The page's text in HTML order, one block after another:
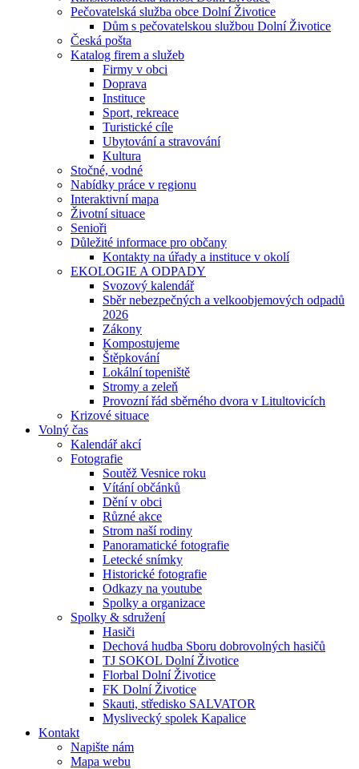
Pečovatelská služba obce Dolní Životice
Dům s pečovatelskou službou Dolní Životice
Česká pošta
Katalog firem a služeb
Firmy v obci
Doprava
Instituce
Sport, rekreace
Turistické cíle
Ubytování a stravování
Kultura
Stočné, vodné
Nabídky práce v regionu
Interaktivní mapa
Životní situace
Senioři
Důležité informace pro občany
Kontakty na úřady a instituce v okolí
EKOLOGIE A ODPADY
Svozový kalendář
Sběr nebezpečných a velkoobjemových odpadů
2026
Zákony
Kompostujeme
Štěpkování
Lokální topeniště
Stromy a zeleň
Provozní řád sběrného dvora v Litultovicích
Krizové situace
Volný čas
Kalendář akcí
Fotografie
Soutěž Vesnice roku
Vítání občánků
Dění v obci
Různé akce
Strom naší rodiny
Panoramatické fotografie
Letecké snímky
Historické fotografie
Odkazy na youtube
Spolky a organizace
Spolky & sdružení
Hasiči
Dechová hudba Sboru dobrovolných hasičů
TJ SOKOL Dolní Životice
Florbal Dolní Životice
FK Dolní Životice
Skauti, středisko SALVATOR
Myslivecký spolek Kapalice
Kontakt
Napište nám
Mapa webu